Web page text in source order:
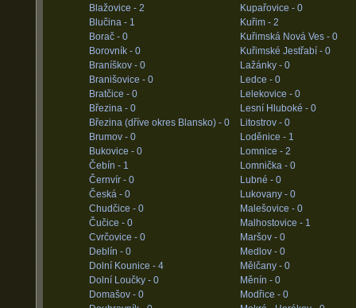
Blažovice - 2
Blučina - 1
Borač - 0
Borovník - 0
Braníškov - 0
Branišovice - 0
Bratčice - 0
Březina - 0
Březina (dříve okres Blansko) - 0
Brumov - 0
Bukovice - 0
Čebín - 1
Černvír - 0
Česká - 0
Chudčice - 0
Čučice - 0
Cvrčovice - 0
Deblín - 0
Dolní Kounice - 4
Dolní Loučky - 0
Domašov - 0
Kupařovice - 0
Kuřim - 2
Kuřimská Nová Ves - 0
Kuřimské Jestřabí - 0
Lažánky - 0
Ledce - 0
Lelekovice - 0
Lesní Hluboké - 0
Litostrov - 0
Loděnice - 1
Lomnice - 2
Lomnička - 0
Lubné - 0
Lukovany - 0
Malešovice - 0
Malhostovice - 1
Maršov - 0
Medlov - 0
Mělčany - 0
Měnín - 0
Modřice - 0